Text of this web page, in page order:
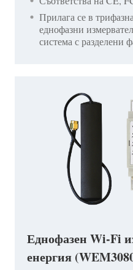
Прилага се в
еднофазни
система с разделени
Еднофазен Wi-Fi
енергия